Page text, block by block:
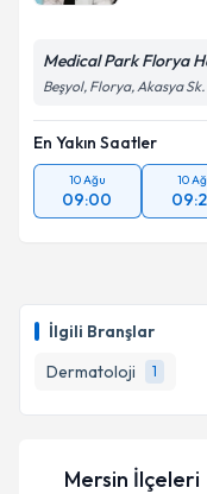
İlgili Branşlar
Dermatoloji
1
Medical Park Florya
Beşyol, Florya, Akasya
En Yakın Saatler
10 Ağu
09:00
10
Mersin İlçeleri